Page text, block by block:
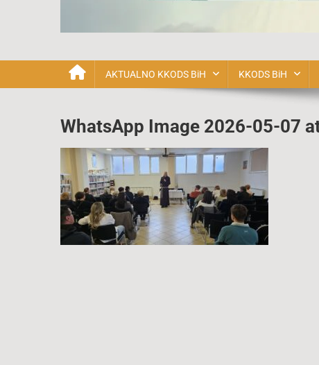
AKTUALNO KKODS BiH KKODS BiH
WhatsApp Image 2026-05-07